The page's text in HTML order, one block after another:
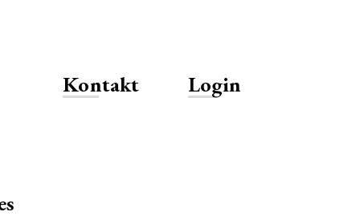
Kontakt Login